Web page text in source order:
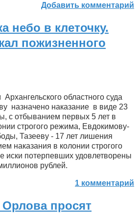
Добавить комментарий
небо в клеточку.
пожизненного
областного суда
назначено наказание в виде 23
с отбыванием первых 5 лет в
строгого режима, Евдокимову-
Тазееву - 17 лет лишения
наказания в колонии строгого
иски потерпевших удовлетворены
рублей.
1 комментарий
Орлова просят